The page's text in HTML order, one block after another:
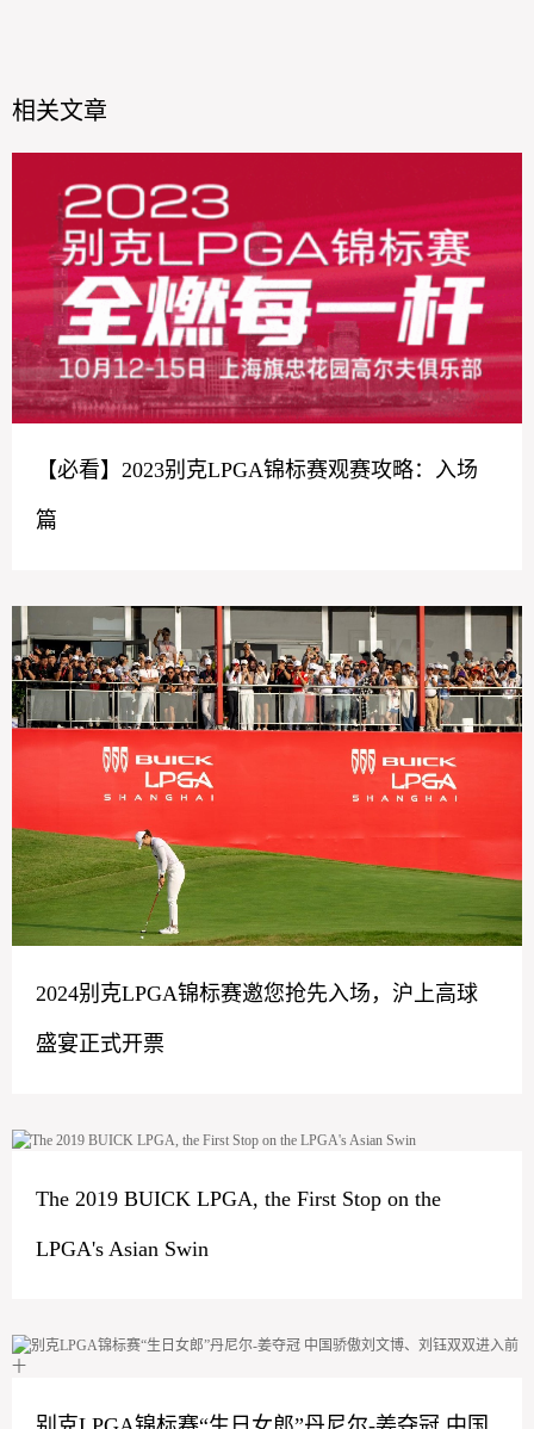
相关文章
【必看】2023别克LPGA锦标赛观赛攻略：入场
篇
2024别克LPGA锦标赛邀您抢先入场，沪上高球
盛宴正式开票
The 2019 BUICK LPGA, the First Stop on the
LPGA's Asian Swin